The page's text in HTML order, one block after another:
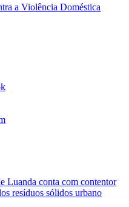
a Violência Doméstica
Luanda conta com contentor
resíduos sólidos urbano